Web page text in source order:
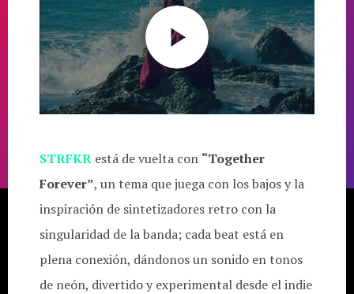
STRFKR está de vuelta con “Together
Forever”, un tema que juega con los bajos y la
inspiración de sintetizadores retro con la
singularidad de la banda; cada beat está en
plena conexión, dándonos un sonido en tonos
de neón, divertido y experimental desde el indie